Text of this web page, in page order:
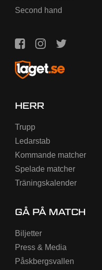
Second hand
HERR
Trupp
Ledarstab
Kommande matcher
Spelade matcher
Träningskalender
GÅ PÅ MATCH
Biljetter
Press & Media
Påskbergsvallen